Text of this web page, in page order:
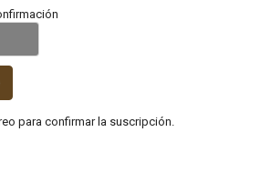
para confirmar la suscripción.